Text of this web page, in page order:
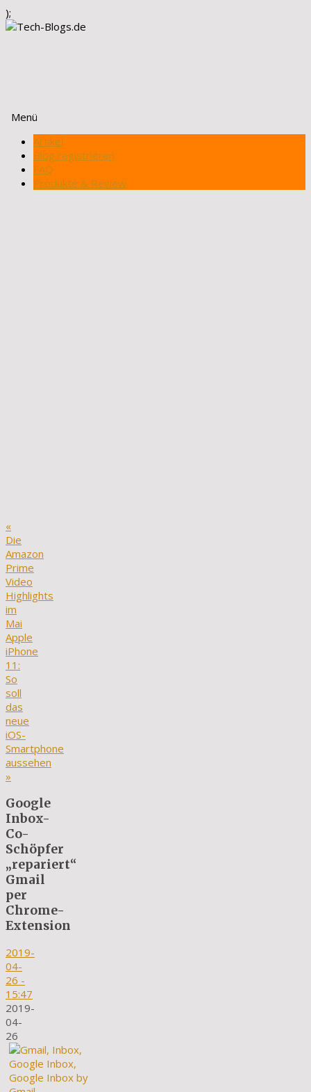
);
Menü
Zum
Inhalt
springen
Artikel
Blog registrieren
FAQ
Produkte & Review
«
Die
Amazon
Prime
Video
Highlights
im
Mai
Apple
iPhone
11:
So
soll
das
neue
iOS-
Smartphone
aussehen
»
Google
Inbox-
Co-
Schöpfer
„repariert“
Gmail
per
Chrome-
Extension
2019-
04-
26 -
15:47
2019-
04-
26